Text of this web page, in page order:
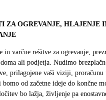
ZA OGREVANJE, HLAJENJE
in varčne rešitve za ogrevanje,
ali podjetja. Nudimo
prilagojene vaši viziji, proračunu
od začetne ideje do končne
bo lažja, življenje pa